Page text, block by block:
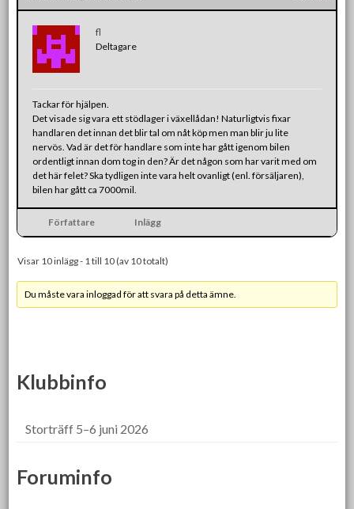
fl
Deltagare
Tackar för hjälpen.
Det visade sig vara ett stödlager i växellådan! Naturligtvis fixar
handlaren det innan det blir tal om nåt köp men man blir ju lite
nervös. Vad är det för handlare som inte har gått igenom bilen
ordentligt innan dom tog in den? Är det någon som har varit med om
det här felet? Ska tydligen inte vara helt ovanligt (enl. försäljaren),
bilen har gått ca 7000mil.
Författare Inlägg
Visar 10 inlägg - 1 till 10 (av 10 totalt)
Du måste vara inloggad för att svara på detta ämne.
Klubbinfo
Storträff 5–6 juni 2026
Foruminfo